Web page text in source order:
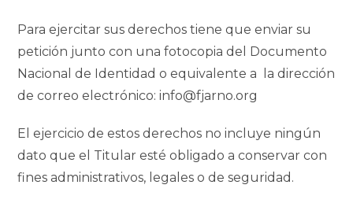
Para ejercitar sus derechos tiene que enviar su
petición junto con una fotocopia del Documento
Nacional de Identidad o equivalente a la dirección
de correo electrónico: info@fjarno.org
El ejercicio de estos derechos no incluye ningún
dato que el Titular esté obligado a conservar con
fines administrativos, legales o de seguridad.